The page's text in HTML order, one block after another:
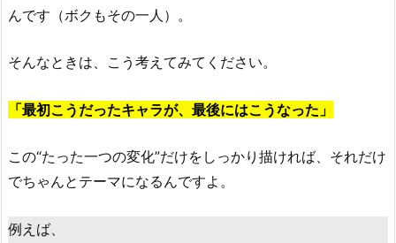
んです（ボクもその一人）。
そんなときは、こう考えてみてください。
「最初こうだったキャラが、最後にはこうなった」
この“たった一つの変化”だけをしっかり描ければ、それだけ
でちゃんとテーマになるんですよ。
例えば、